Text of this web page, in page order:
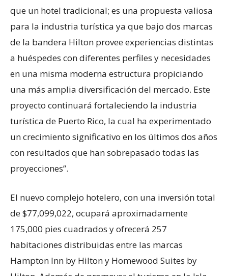
que un hotel tradicional; es una propuesta valiosa
para la industria turística ya que bajo dos marcas
de la bandera Hilton provee experiencias distintas
a huéspedes con diferentes perfiles y necesidades
en una misma moderna estructura propiciando
una más amplia diversificación del mercado. Este
proyecto continuará fortaleciendo la industria
turística de Puerto Rico, la cual ha experimentado
un crecimiento significativo en los últimos dos años
con resultados que han sobrepasado todas las
proyecciones”.
El nuevo complejo hotelero, con una inversión total
de $77,099,022, ocupará aproximadamente
175,000 pies cuadrados y ofrecerá 257
habitaciones distribuidas entre las marcas
Hampton Inn by Hilton y Homewood Suites by